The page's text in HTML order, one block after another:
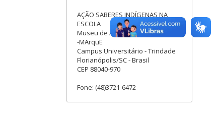
AÇÃO SABERES INDÍGENAS NA
ESCOLA
Museu de Arqueologia e Etnologia
-MArquE
Campus Universitário - Trindade
Florianópolis/SC - Brasil
CEP 88040-970
Fone: (48)3721-6472